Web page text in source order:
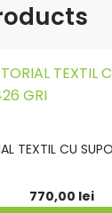
TEXTIL CU
770,00 lei